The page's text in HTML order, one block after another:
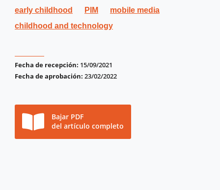
early childhood PIM
mobile media
childhood and technology
Fecha de recepción: 15/09/2021
Fecha de aprobación: 23/02/2022
Bajar PDF
del artículo completo